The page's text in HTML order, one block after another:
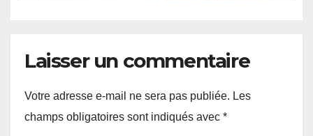
Laisser un commentaire
Votre adresse e-mail ne sera pas publiée. Les
champs obligatoires sont indiqués avec *